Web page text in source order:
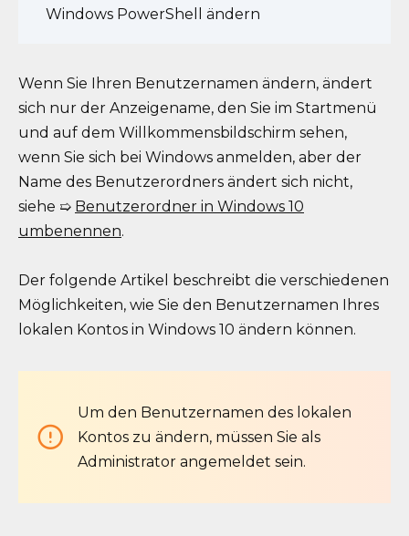
Windows PowerShell ändern
Wenn Sie Ihren Benutzernamen ändern, ändert
sich nur der Anzeigename, den Sie im Startmenü
und auf dem Willkommensbildschirm sehen,
wenn Sie sich bei Windows anmelden, aber der
Name des Benutzerordners ändert sich nicht,
siehe ➯ Benutzerordner in Windows 10
umbenennen.
Der folgende Artikel beschreibt die verschiedenen
Möglichkeiten, wie Sie den Benutzernamen Ihres
lokalen Kontos in Windows 10 ändern können.
Um den Benutzernamen des lokalen
Kontos zu ändern, müssen Sie als
Administrator angemeldet sein.